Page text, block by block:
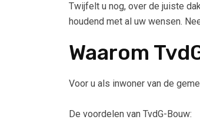
Twijfelt u nog, over de juiste
houdend met al uw wensen.
Waarom
Voor u als inwoner van de
De voordelen van TvdG-Bouw: